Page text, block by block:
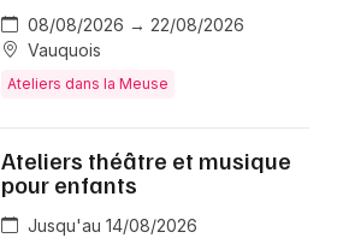
08/08/2026 → 22/08/2026
Vauquois
Ateliers dans la Meuse
Ateliers théâtre et musique
pour enfants
Jusqu'au 14/08/2026